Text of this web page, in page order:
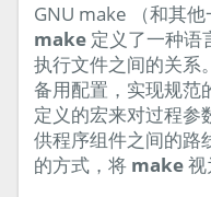
GNU make （和其他
make 定义了一种语
执行文件之间的关系
备用配置，实现规范
定义的宏来对过程参
供程序组件之间的路
的方式，将 make视